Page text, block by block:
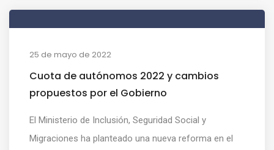
25 de mayo de 2022
Cuota de autónomos 2022 y cambios
propuestos por el Gobierno
El Ministerio de Inclusión, Seguridad Social y
Migraciones ha planteado una nueva reforma en el